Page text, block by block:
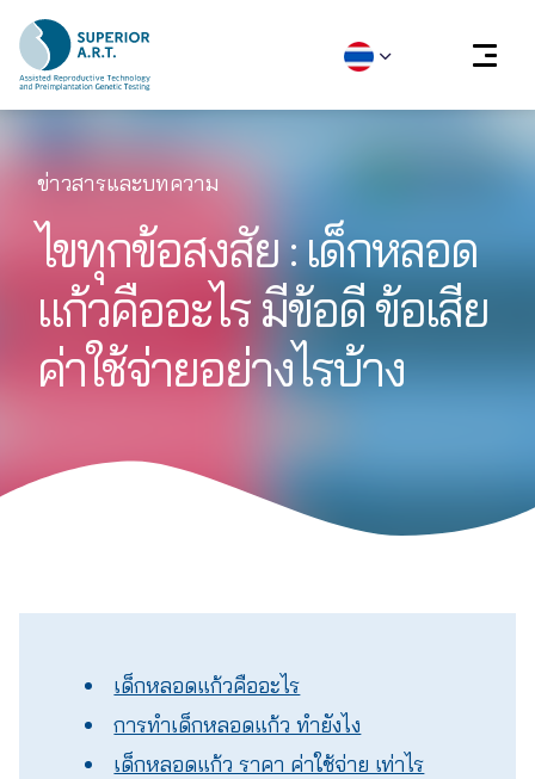
contentข่าวสารและบทความ
ไขทุกข้อสงสัย : เด็กหลอด
แก้วคืออะไร มีข้อดี ข้อเสีย
ค่าใช้จ่ายอย่างไรบ้าง
เด็กหลอดแก้วคืออะไร
การทําเด็กหลอดแก้ว ทำยังไง
เด็กหลอดแก้ว ราคา ค่าใช้จ่าย เท่าไร